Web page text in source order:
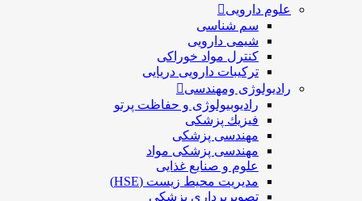
علوم دارویی
سم شناسی
شیمی دارویی
کنترل مواد خوراکی
ترکیبات دارویی دریایی
رادیولوژی ومهندسی
رادیوبیولوژی و حفاظت پرتو
فيزيك پزشکی
مهندسی پزشکی
مهندسی پزشکی مواد
علوم و صنايع غذایی
مدیریت محیط زیست (HSE)
تصویربرداری پزشکی